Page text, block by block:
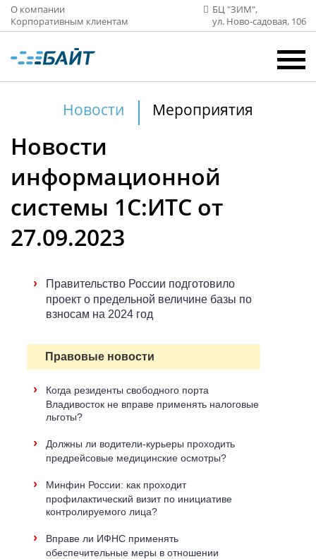
О компании
Корпоративным клиентам
БЦ "ЗИМ",
ул. Ново‑садовая, 106
Новости Мероприятия
Новости
информационной
системы 1С:ИТС от
27.09.2023
›
Правительство России подготовило
проект о предельной величине базы по
взносам на 2024 год
Правовые новости
›
Когда резиденты свободного порта
Владивосток не вправе применять налоговые
льготы?
›
Должны ли водители-курьеры проходить
предрейсовые медицинские осмотры?
›
Минфин России: как проходит
профилактический визит по инициативе
контролируемого лица?
›
Вправе ли ИФНС применять
обеспечительные меры в отношении